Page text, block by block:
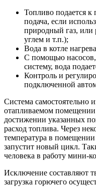
Топливо подается к
подача, если
природный газ, или
углем и т.п.);
Вода в котле
С помощью
систему, вода
Контроль и
подключенной
Система самостоятельно
отапливаемом
достижении указанных
расход топлива. Через
температура в помещении
запустит новый цикл.
человека в работу мини-
Исключение составляют
загрузка горючего